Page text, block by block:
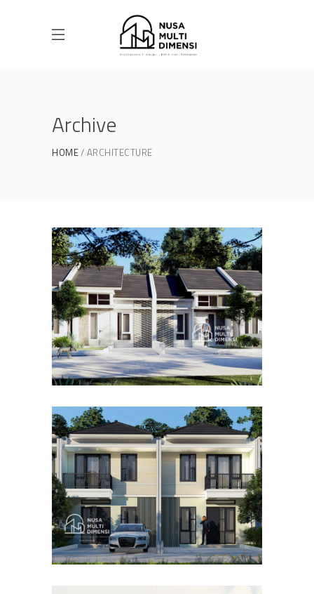
Archive
HOME ARCHITECTURE
Desain Cluster Premier 3 di
Cibinong Bogor
DESAIN RUMAH TERBAIK
Desain Cluster Premier 4 di
Cibinong Bogor
DESAIN RUMAH TERBAIK